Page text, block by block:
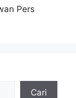
Pers
Cari